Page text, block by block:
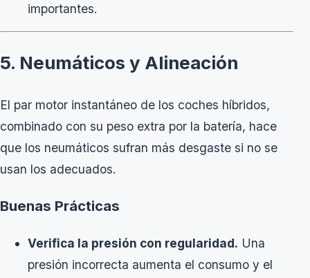
importantes.
5. Neumáticos y Alineación
El par motor instantáneo de los coches híbridos,
combinado con su peso extra por la batería, hace
que los neumáticos sufran más desgaste si no se
usan los adecuados.
Buenas Prácticas
Verifica la presión con regularidad. Una
presión incorrecta aumenta el consumo y el